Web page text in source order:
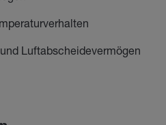
Luftabscheidevermögen